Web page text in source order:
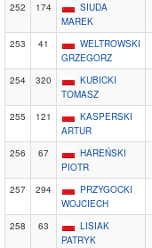
252 174
SIUDA
MAREK
253 41
WELTROWSKI
GRZEGORZ
254 320
KUBICKI
TOMASZ
255 121
KASPERSKI
ARTUR
256 67
HAREŃSKI
PIOTR
257 294
PRZYGOCKI
WOJCIECH
258 63
LISIAK
PATRYK